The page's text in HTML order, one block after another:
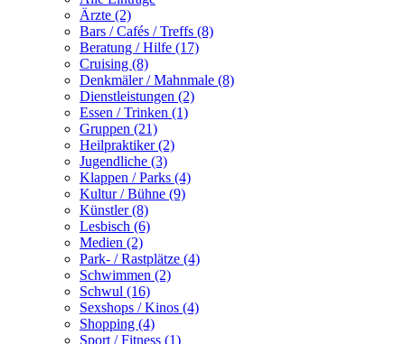
Ärzte (2)
Bars / Cafés / Treffs (8)
Beratung / Hilfe (17)
Cruising (8)
Denkmäler / Mahnmale (8)
Dienstleistungen (2)
Essen / Trinken (1)
Gruppen (21)
Heilpraktiker (2)
Jugendliche (3)
Klappen / Parks (4)
Kultur / Bühne (9)
Künstler (8)
Lesbisch (6)
Medien (2)
Park- / Rastplätze (4)
Schwimmen (2)
Schwul (16)
Sexshops / Kinos (4)
Shopping (4)
Sport / Fitness (1)